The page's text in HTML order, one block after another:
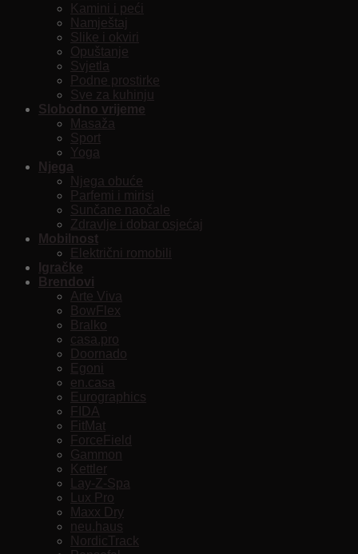
Kamini i peći
Namještaj
Slike i okviri
Opuštanje
Svjetla
Podne prostirke
Sve za kuhinju
Slobodno vrijeme
Masaža
Sport
Yoga
Njega
Njega obuće
Parfemi i mirisi
Sunčane naočale
Zdravlje i dobar osjećaj
Mobilnost
Električni romobili
Igračke
Brendovi
Arte Viva
BowFlex
Bralko
casa.pro
Doornado
Egoni
en.casa
Eurographics
FIDA
FitMat
ForceField
Gammon
Kettler
Lay-Z-Spa
Lux Pro
Maxx Dry
neu.haus
NordicTrack